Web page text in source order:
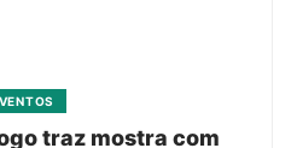
traz mostra com